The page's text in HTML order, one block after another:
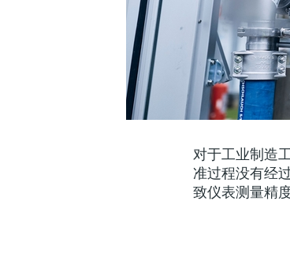
对于工业制造
准过程没有经
致仪表测量精